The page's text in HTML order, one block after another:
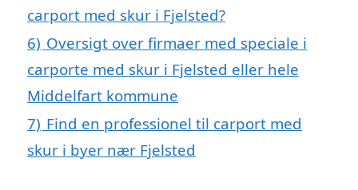
carport med skur i Fjelsted?
6) Oversigt over firmaer med speciale i
carporte med skur i Fjelsted eller hele
Middelfart kommune
7) Find en professionel til carport med
skur i byer nær Fjelsted